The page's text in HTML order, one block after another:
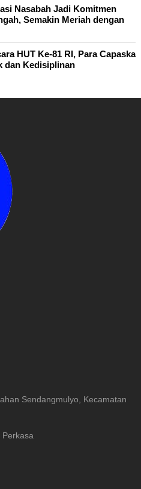
Nasabah Jadi Komitmen
Semakin Meriah dengan
HUT Ke-81 RI, Para Capaska
dan Kedisiplinan
Sendangmulyo, Kecamatan